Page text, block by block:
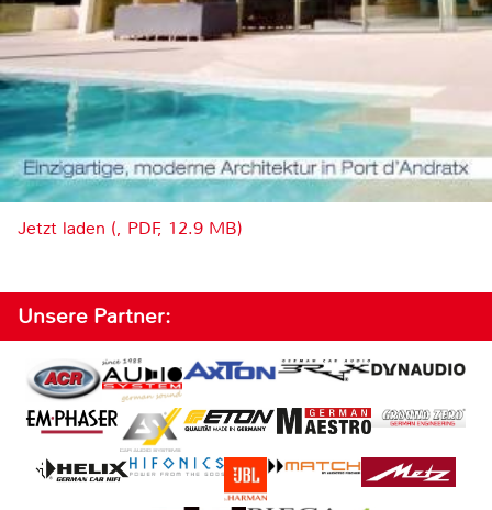
Jetzt laden (, PDF, 12.9 MB)
Unsere Partner: